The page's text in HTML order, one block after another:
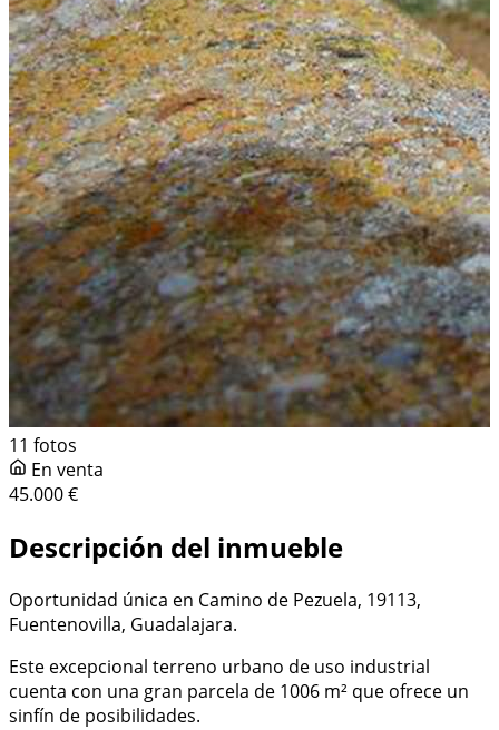
11 fotos
En venta
45.000 €
Descripción del inmueble
Oportunidad única en Camino de Pezuela, 19113,
Fuentenovilla, Guadalajara.
Este excepcional terreno urbano de uso industrial
cuenta con una gran parcela de 1006 m² que ofrece un
sinfín de posibilidades.